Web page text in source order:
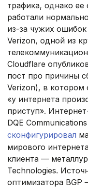
трафика, однако
работали
из-за чужих
Verizon, одной из
Cloudflare
пост про причины
Verizon), в котором
«у интернета
приступ».
DQE
сконфигурировал
мирового
клиента —
Technologies.
оптимизатора BGP